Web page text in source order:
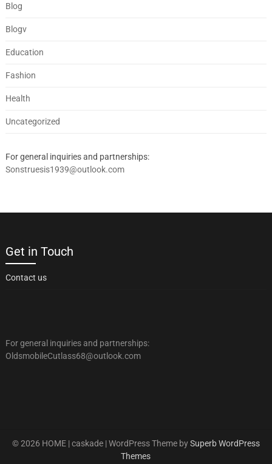
Blog
Blogv
Education
Fashion
Health
Uncategorized
For general inquiries and partnerships:
Sonstruesis1939@outlook.com
Get in Touch
Contact us
For general inquiries and partnerships:
OldsmobileCutlass68@outlook.com
© 2026 HOME | caskade | WordPress Theme bySuperb WordPress
Themes